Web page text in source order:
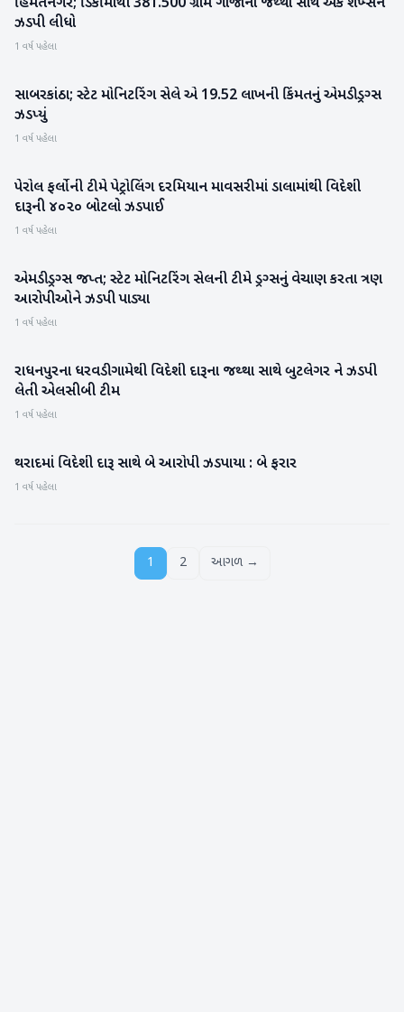
હિંમતનગર; ડિકીમાંથી 381.500 ગ્રામ ગાંજાના જથ્થા સાથે એક શખ્સને
ઝડપી લીધો
1 વર્ષ પહેલા
સાબરકાંઠા
સાબરકાંઠા; સ્ટેટ મોનિટરિંગ સેલે એ 19.52 લાખની કિંમતનું એમડી ડ્રગ્સ
ઝડપ્યું
1 વર્ષ પહેલા
બનાસકાંઠા
પેરોલ ફર્લોની ટીમે પેટ્રોલિંગ દરમિયાન માવસરીમાં ડાલામાંથી વિદેશી
દારૂની ૪૦૨૦ બોટલો ઝડપાઈ
1 વર્ષ પહેલા
મહેસાણા
એમડી ડ્રગ્સ જપ્ત; સ્ટેટ મોનિટરિંગ સેલની ટીમે ડ્રગ્સનું વેચાણ કરતા ત્રણ
આરોપીઓને ઝડપી પાડ્યા
1 વર્ષ પહેલા
પાટણ
રાધનપુરના ધરવડી ગામેથી વિદેશી દારૂના જથ્થા સાથે બુટલેગર ને ઝડપી
લેતી એલસીબી ટીમ
1 વર્ષ પહેલા
બનાસકાંઠા થરાદમાં વિદેશી દારૂ સાથે બે આરોપી ઝડપાયા : બે ફરાર
1 વર્ષ પહેલા
1 2 આગળ →